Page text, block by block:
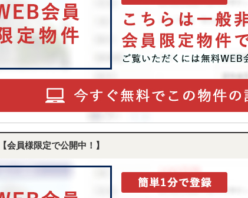
【会員様限定で公開中！】